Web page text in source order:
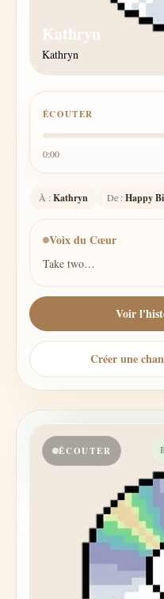
Kathryn
Kathryn
ÉCOUTER
0:00
À :Kathryn De :Happy
Voix du Cœur
Take two…
Voir
Créer une
ÉCOUTER